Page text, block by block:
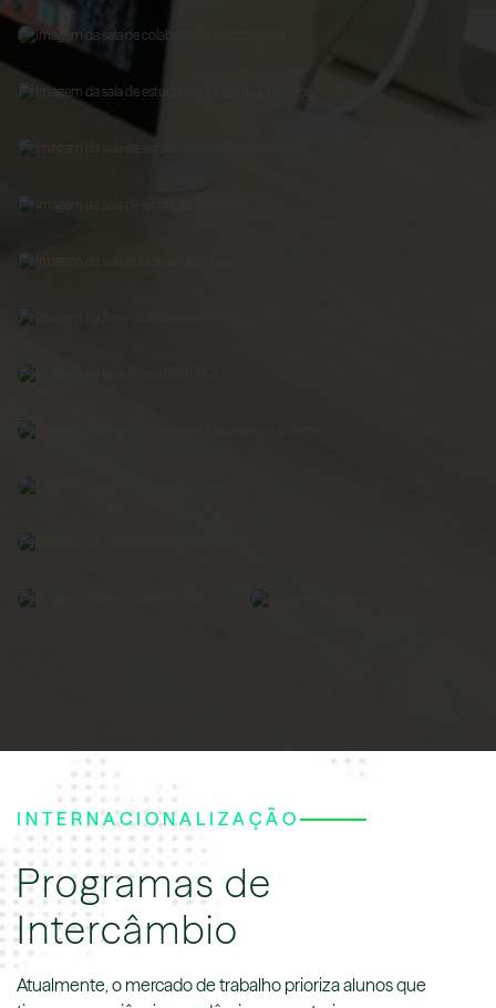
INTERNACIONALIZAÇÃO
Programas de
Intercâmbio
Atualmente, o mercado de trabalho prioriza alunos que